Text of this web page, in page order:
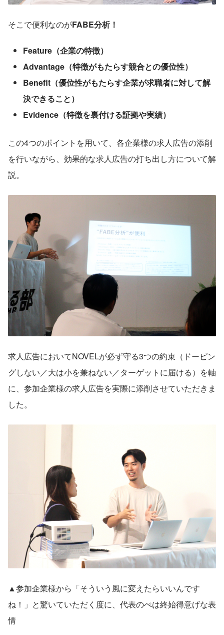
そこで便利なのがFABE分析！
Feature（企業の特徴）
Advantage（特徴がもたらす競合との優位性）
Benefit（優位性がもたらす企業が求職者に対して解
決できること）
Evidence（特徴を裏付ける証拠や実績）
この4つのポイントを用いて、各企業様の求人広告の添削
を行いながら、効果的な求人広告の打ち出し方について解
説。
求人広告においてNOVELが必ず守る3つの約束（ドーピン
グしない／大は小を兼ねない／ターゲットに届ける）を軸
に、参加企業様の求人広告を実際に添削させていただきま
した。
▲参加企業様から「そういう風に変えたらいいんです
ね！」と驚いていただく度に、代表のぺは終始得意げな表
情